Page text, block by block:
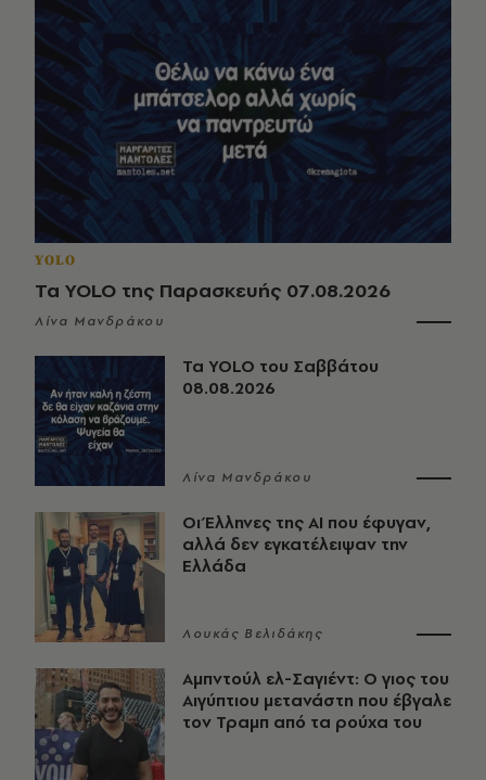
YOLO
Τα YOLO της Παρασκευής 07.08.2026
Λίνα Μανδράκου
Τα YOLO του Σαββάτου
08.08.2026
Λίνα Μανδράκου
Οι Έλληνες της ΑΙ που έφυγαν,
αλλά δεν εγκατέλειψαν την
Ελλάδα
Λουκάς Βελιδάκης
Αμπντούλ ελ-Σαγιέντ: Ο γιος του
Αιγύπτιου μετανάστη που έβγαλε
τον Τραμπ από τα ρούχα του